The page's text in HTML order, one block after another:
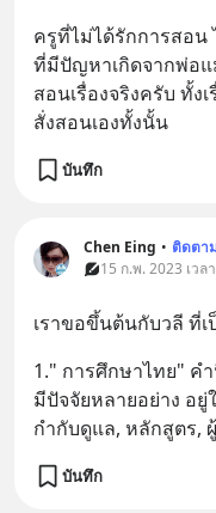
ครูที่ไม่ได้รักการสอน​
ที่มีปัญหาเกิดจากพ่อ
สอนเรื่องจริงครับ​ ทั้ง
สั่งสอนเองทั้งนั้น
บันทึก
Chen Eing • ติดตา
15 ก.พ. 2023 เว
เราขอขึ้นต้นกับวลี ที่
1." การศึกษาไทย" ค
มีปัจจัยหลายอย่าง อ
กำกับดูแล, หลักสูตร,
บันทึก